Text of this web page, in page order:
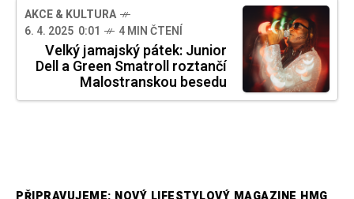
AKCE & KULTURA
6. 4. 2025 0:01
4 MIN ČTENÍ
Velký jamajský pátek: Junior
Dell a Green Smatroll roztančí
Malostranskou besedu